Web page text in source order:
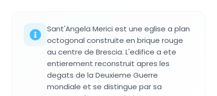
Sant'Angela Merici est une eglise a plan
octogonal construite en brique rouge
au centre de Brescia. L'edifice a ete
entierement reconstruit apres les
degats de la Deuxieme Guerre
mondiale et se distingue par sa